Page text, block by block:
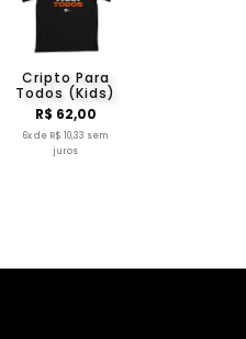
Cripto Para
Todos (Kids)
R$ 62,00
6x de R$ 10,33 sem
juros